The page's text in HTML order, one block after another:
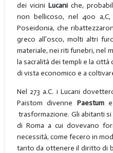
dei vicini Lucaniche,
non bellicoso, nel 400
Poseidonia, che
greco all’osco, molti altri
materiale, nei riti funebri, nel
la sacralità dei templi e la
di vista economico e a
Nel 273 a.C. i Lucani
Paistom divenne Paestum
trasformazione. Gli abitanti
di Roma a cui dovevano
necessità, come fecero in
tanto da ottenere il diritto di